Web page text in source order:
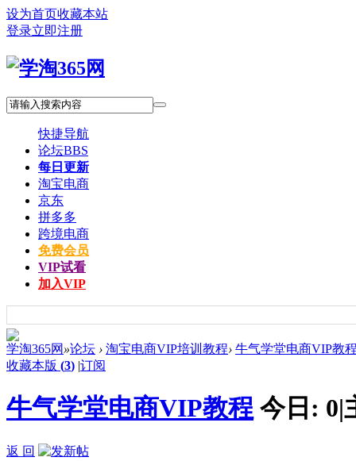
设为首页收藏本站
登录立即注册
快捷导航
论坛BBS
每日更新
淘宝电商
京东
拼多多
跨境电商
免费会员
VIP试看
加入VIP
学淘365网 »论坛 › 淘宝电商VIP培训教程› 牛气学堂电商VIP教
收藏本版 (3) |订阅
牛气学堂电商VIP教程 今日: 0|
返 回